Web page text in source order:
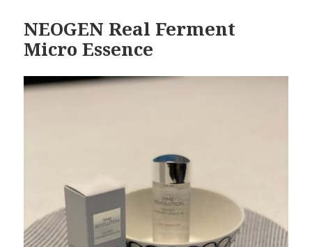
NEOGEN Real Ferment
Micro Essence